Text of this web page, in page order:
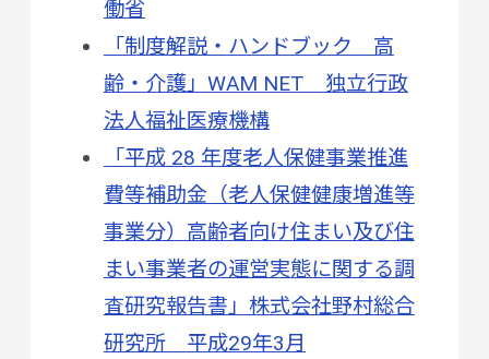
働省
「制度解説・ハンドブック 高
齢・介護」WAM NET 独立行政
法人福祉医療機構
「平成 28 年度老人保健事業推進
費等補助金（老人保健健康増進等
事業分）高齢者向け住まい及び住
まい事業者の運営実態に関する調
査研究報告書」株式会社野村総合
研究所 平成29年3月